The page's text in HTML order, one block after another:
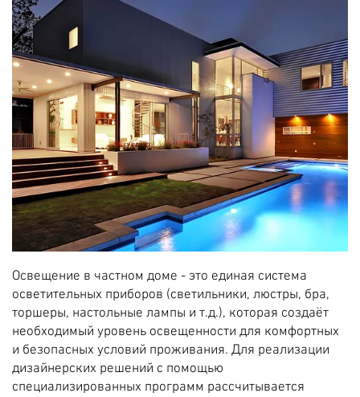
Освещение в частном доме - это единая система
осветительных приборов (светильники, люстры, бра,
торшеры, настольные лампы и т.д.), которая создаёт
необходимый уровень освещенности для комфортных
и безопасных условий проживания. Для реализации
дизайнерских решений с помощью
специализированных программ рассчитывается